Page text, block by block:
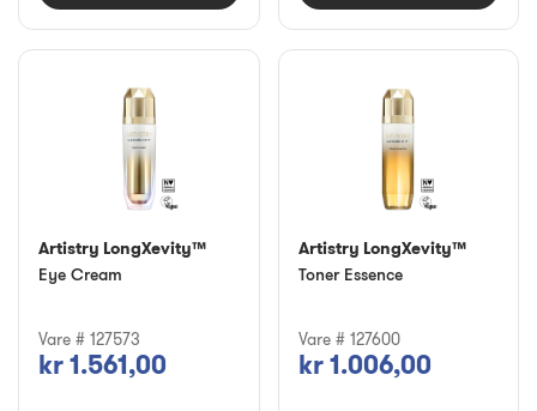
Artistry LongXevity™
Eye Cream
Vare # 127573
kr 1.561,00
Artistry LongXevity™
Toner Essence
Vare # 127600
kr 1.006,00